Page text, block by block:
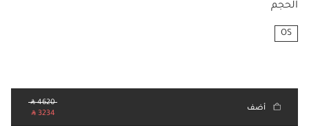
الحجم
OS
أضف
‎ ⃁ 4620 ‎
‎ ⃁ 3234 ‎